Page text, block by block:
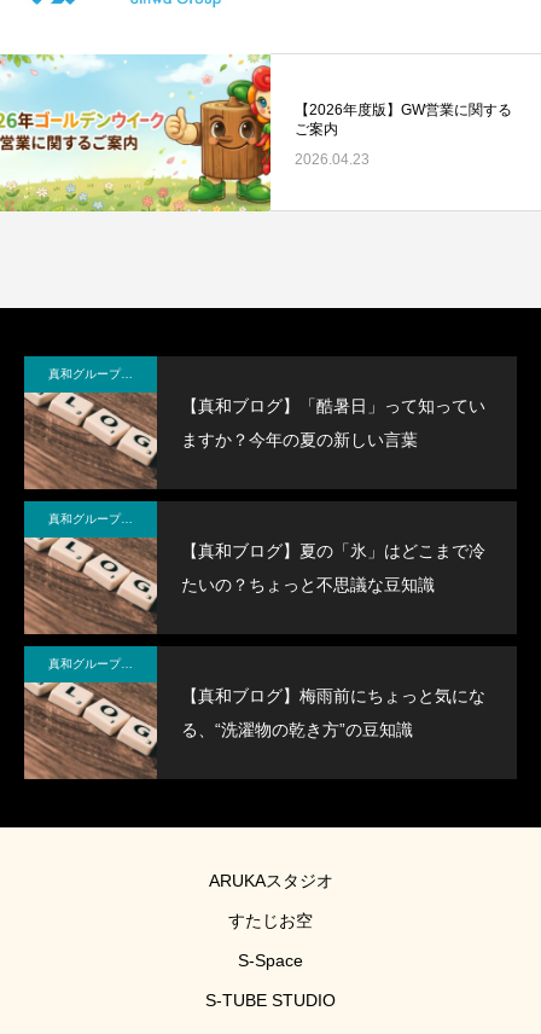
【2026年度版】GW営業に関する
ご案内
2026.04.23
真和グループ BLOG＆NEWS
【真和ブログ】「酷暑日」って知ってい
ますか？今年の夏の新しい言葉
真和グループ BLOG＆NEWS
【真和ブログ】夏の「氷」はどこまで冷
たいの？ちょっと不思議な豆知識
真和グループ BLOG＆NEWS
【真和ブログ】梅雨前にちょっと気にな
る、“洗濯物の乾き方”の豆知識
ARUKAスタジオ
すたじお空
S-Space
S-TUBE STUDIO